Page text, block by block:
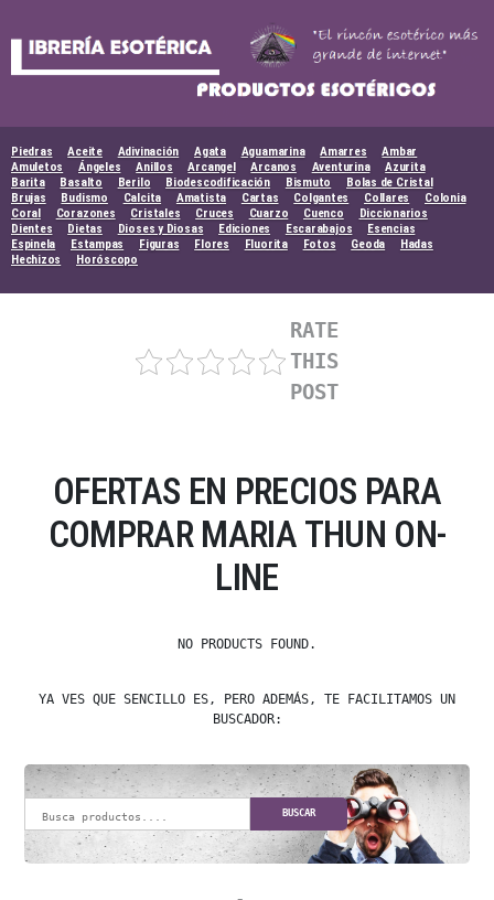
Piedras Aceite Adivinación Agata Aguamarina Amarres
Ambar
Amuletos
Ángeles Anillos Arcangel Arcanos Aventurina
Azurita
Barita
Basalto Berilo Biodescodificación Bismuto
Bolas de Cristal
Brujas
Budismo Calcita Amatista Cartas Colgantes Collares
Colonia
Coral
Corazones Cristales Cruces Cuarzo Cuenco
Diccionarios
Dientes
Dietas Dioses y Diosas Ediciones Escarabajos
Esencias
Espinela
Estampas Figuras Flores Fluorita Fotos Geoda
Hadas
Hechizos
Horóscopo
RATE
THIS
POST
OFERTAS EN PRECIOS PARA
COMPRAR MARIA THUN ON-
LINE
NO PRODUCTS FOUND.
YA VES QUE SENCILLO ES, PERO ADEMÁS, TE FACILITAMOS UN
BUSCADOR:
BUSCAR